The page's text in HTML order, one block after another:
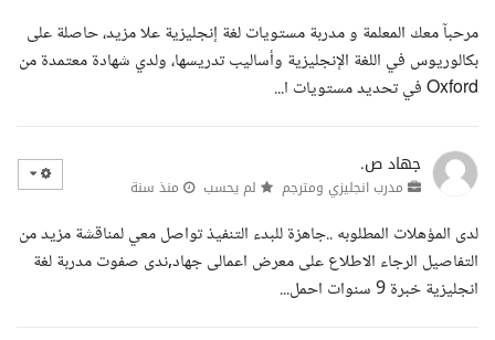
مرحبآ معك المعلمة و مدربة مستويات لغة إنجليزية علا مزيد، حاصلة على
بكالوريوس في اللغة الإنجليزية وأساليب تدريسها، ولدي شهادة معتمدة من
Oxford في تحديد مستويات ا...
جهاد ص.
مدرب انجليزي ومترجم لم يحسب منذ سنة
لدى المؤهلات المطلوبه ..جاهزة للبدء التنفيذ تواصل معي لمناقشة مزيد من
التفاصيل الرجاء الاطلاع على معرض اعمالى جهاد,ندى صفوت مدربة لغة
انجليزية خبرة 9 سنوات احمل...